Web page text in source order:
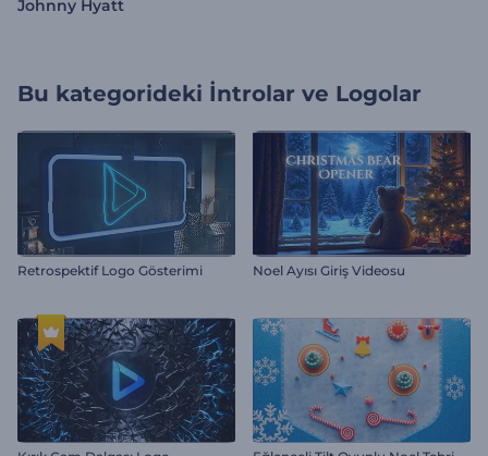
Johnny Hyatt
Bu kategorideki İntrolar ve Logolar
Retrospektif Logo Gösterimi Noel Ayısı Giriş Videosu